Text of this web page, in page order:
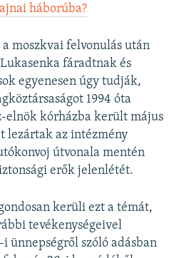
háborúba?
moszkvai felvonulás után
fáradtnak és
egyenesen úgy tudják,
1994 óta
elnök kórházba került május
lezártak az intézmény
útvonala mentén
erők jelenlétét.
kerüli ezt a témát,
tevékenységeivel
ünnepségről szóló adásban